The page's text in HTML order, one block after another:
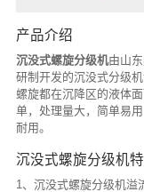
产品介绍
沉没式螺旋分级机由山
研制开发的沉没式分级
螺旋都在沉降区的液体
单，处理量大，简单易
耐用。
沉没式螺旋分级机
1、沉没式螺旋分级机溢